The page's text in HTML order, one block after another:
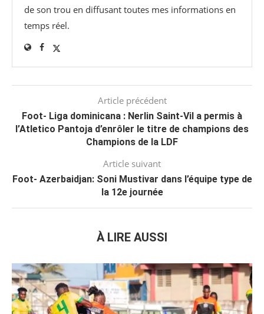
de son trou en diffusant toutes mes informations en
temps réel.
Article précédent
Foot- Liga dominicana : Nerlin Saint-Vil a permis à
l’Atletico Pantoja d’enrôler le titre de champions des
Champions de la LDF
Article suivant
Foot- Azerbaidjan: Soni Mustivar dans l’équipe type de
la 12e journée
À LIRE AUSSI